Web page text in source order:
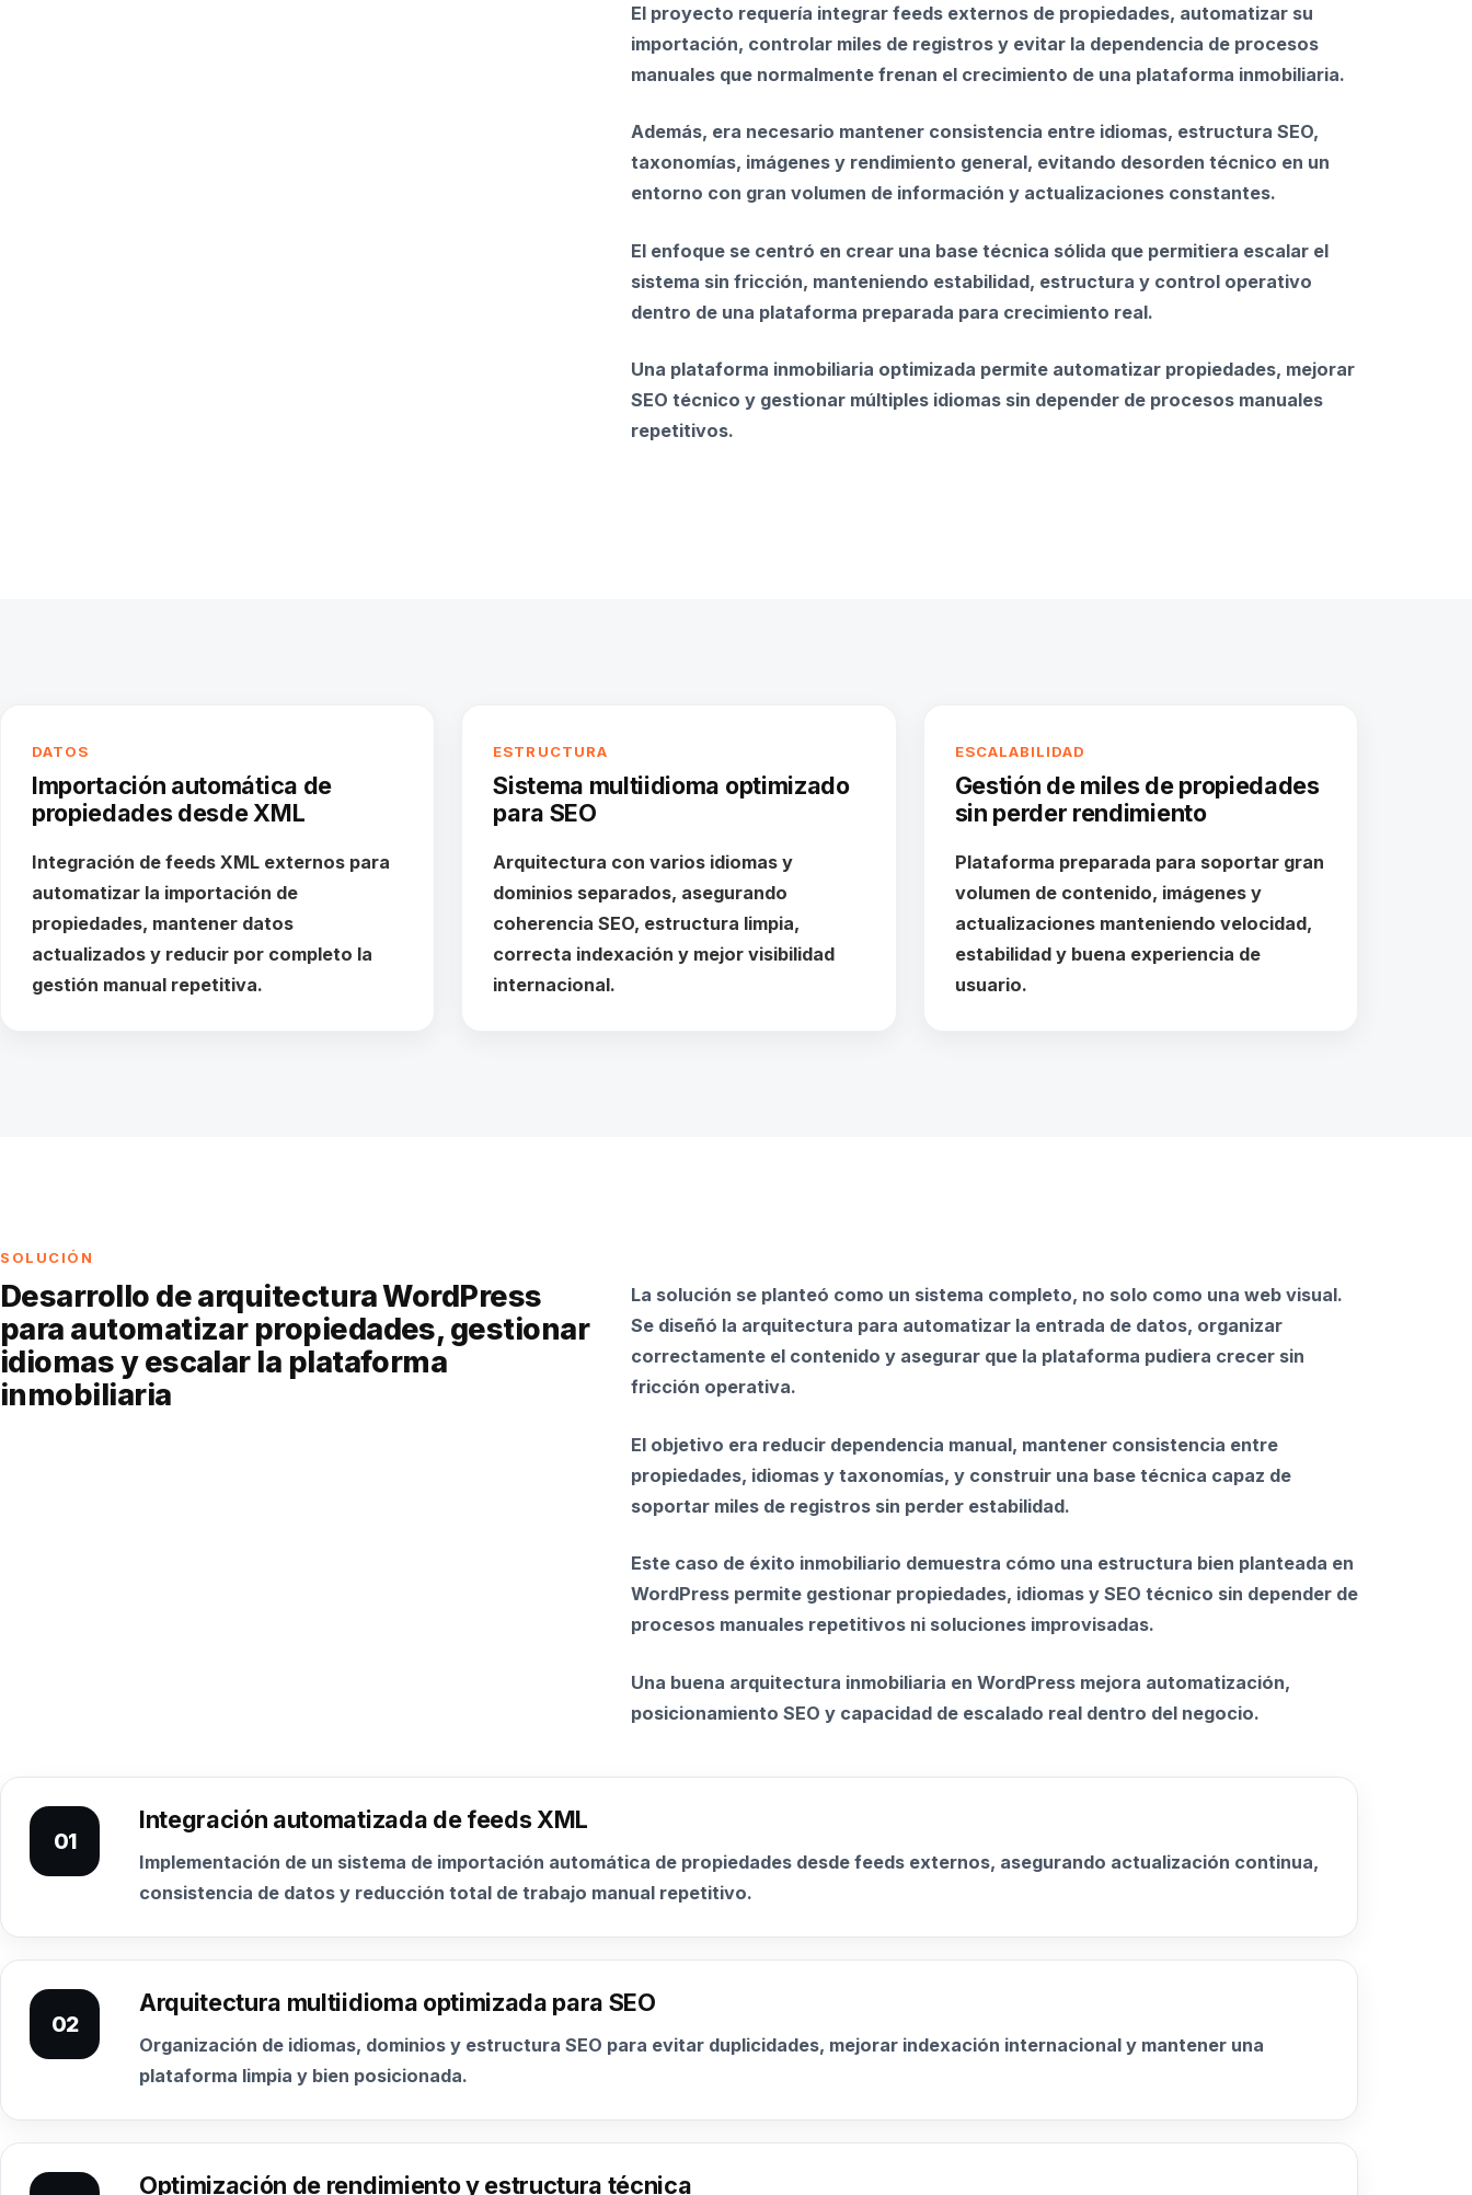
El proyecto requería integrar feeds externos de propiedades, automatizar su
importación, controlar miles de registros y evitar la dependencia de procesos
manuales que normalmente frenan el crecimiento de una plataforma inmobiliaria.
Además, era necesario mantener consistencia entre idiomas, estructura SEO,
taxonomías, imágenes y rendimiento general, evitando desorden técnico en un
entorno con gran volumen de información y actualizaciones constantes.
El enfoque se centró en crear una base técnica sólida que permitiera escalar el
sistema sin fricción, manteniendo estabilidad, estructura y control operativo
dentro de una plataforma preparada para crecimiento real.
Una plataforma inmobiliaria optimizada permite automatizar propiedades, mejorar
SEO técnico y gestionar múltiples idiomas sin depender de procesos manuales
repetitivos.
DATOS
Importación automática de
propiedades desde XML
Integración de feeds XML externos para
automatizar la importación de
propiedades, mantener datos
actualizados y reducir por completo la
gestión manual repetitiva.
ESTRUCTURA
Sistema multiidioma optimizado
para SEO
Arquitectura con varios idiomas y
dominios separados, asegurando
coherencia SEO, estructura limpia,
correcta indexación y mejor visibilidad
internacional.
ESCALABILIDAD
Gestión de miles de propiedades
sin perder rendimiento
Plataforma preparada para soportar gran
volumen de contenido, imágenes y
actualizaciones manteniendo velocidad,
estabilidad y buena experiencia de
usuario.
SOLUCIÓN
Desarrollo de arquitectura WordPress
para automatizar propiedades, gestionar
idiomas y escalar la plataforma
inmobiliaria
La solución se planteó como un sistema completo, no solo como una web visual.
Se diseñó la arquitectura para automatizar la entrada de datos, organizar
correctamente el contenido y asegurar que la plataforma pudiera crecer sin
fricción operativa.
El objetivo era reducir dependencia manual, mantener consistencia entre
propiedades, idiomas y taxonomías, y construir una base técnica capaz de
soportar miles de registros sin perder estabilidad.
Este caso de éxito inmobiliario demuestra cómo una estructura bien planteada en
WordPress permite gestionar propiedades, idiomas y SEO técnico sin depender de
procesos manuales repetitivos ni soluciones improvisadas.
Una buena arquitectura inmobiliaria en WordPress mejora automatización,
posicionamiento SEO y capacidad de escalado real dentro del negocio.
01
Integración automatizada de feeds XML
Implementación de un sistema de importación automática de propiedades desde feeds externos, asegurando actualización continua,
consistencia de datos y reducción total de trabajo manual repetitivo.
02
Arquitectura multiidioma optimizada para SEO
Organización de idiomas, dominios y estructura SEO para evitar duplicidades, mejorar indexación internacional y mantener una
plataforma limpia y bien posicionada.
Optimización de rendimiento y estructura técnica